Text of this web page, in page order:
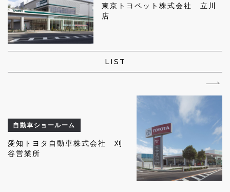
東京トヨペット株式会社 立川
店
LIST
自動車ショールーム
愛知トヨタ自動車株式会社 刈
谷営業所